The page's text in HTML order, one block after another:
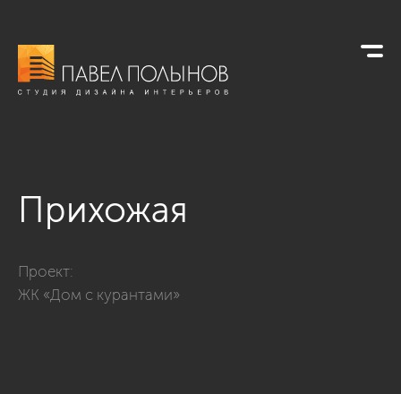
Прихожая
Проект:
ЖК «Дом с курантами»